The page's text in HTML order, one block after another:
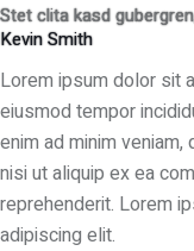
Stet clita kasd
Kevin Smith
Lorem ipsum dolor sit
eiusmod tempor
enim ad minim
nisi ut aliquip ex ea
reprehenderit. Lorem
adipiscing elit.